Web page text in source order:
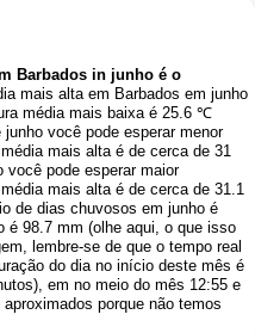
Barbados in junho é o
mais alta em Barbados em junho
média mais baixa é 25.6 ℃
você pode esperar menor
mais alta é de cerca de 31
pode esperar maior
mais alta é de cerca de 31.1
de dias chuvosos em junho é
é 98.7 mm (olhe aqui, o que isso
lembre-se de que o tempo real
do dia no início deste mês é
em no meio do mês 12:55 e
porque não temos